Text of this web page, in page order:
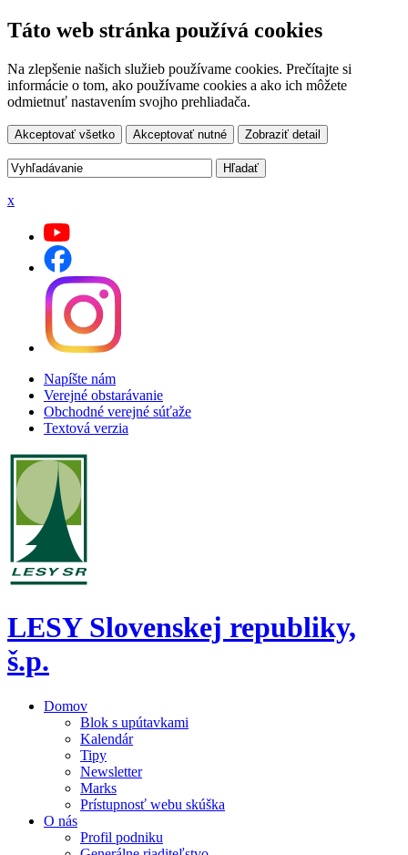
Táto web stránka používá cookies
Na zlepšenie našich služieb používame cookies. Prečítajte si
informácie o tom, ako používame cookies a ako ich môžete
odmietnuť nastavením svojho prehliadača.
Akceptovať všetko Akceptovať nutné Zobraziť detail
x
Napíšte nám
Verejné obstarávanie
Obchodné verejné súťaže
Textová verzia
LESY Slovenskej republiky,
š.p.
Domov
Blok s upútavkami
Kalendár
Tipy
Newsletter
Marks
Prístupnosť webu skúška
O nás
Profil podniku